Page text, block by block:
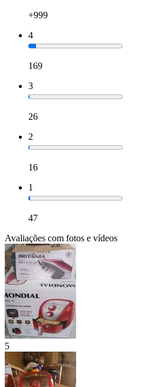
+999
4
169
3
26
2
16
1
47
Avaliações com fotos e vídeos
5